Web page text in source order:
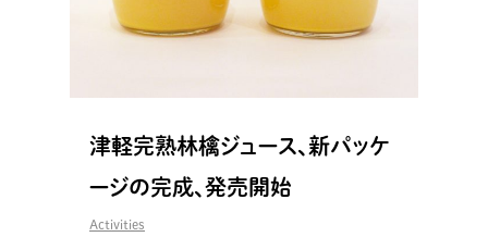
津軽完熟林檎ジュース、新パッケ
ージの完成、発売開始
Activities